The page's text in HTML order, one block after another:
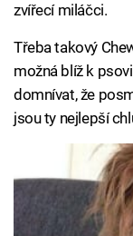
zvířecí miláčci.
Třeba takový
možná blíž k
domnívat, že
jsou ty nejlepší